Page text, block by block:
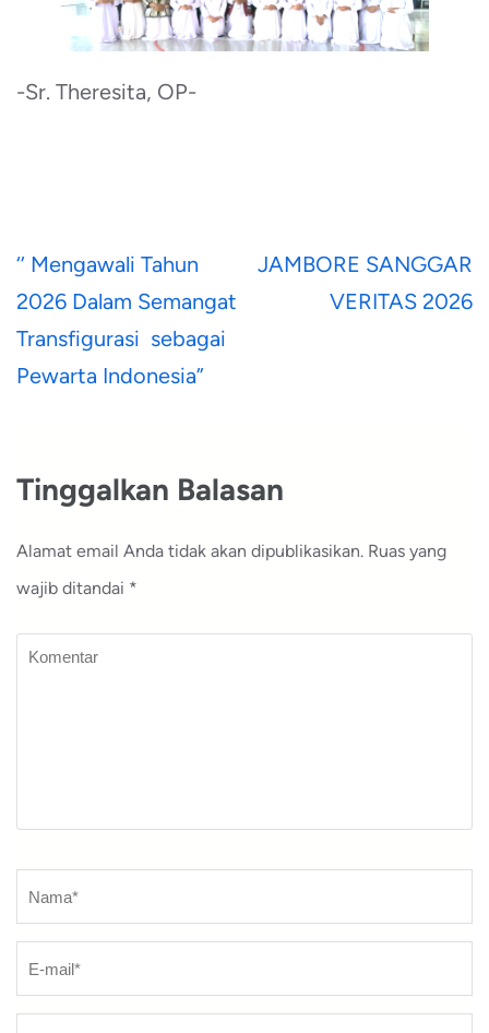
-Sr. Theresita, OP-
Navigasi
pos
‘’ Mengawali Tahun
2026 Dalam Semangat
Transfigurasi sebagai
Pewarta Indonesia”
JAMBORE SANGGAR
VERITAS 2026
Tinggalkan Balasan
Alamat email Anda tidak akan dipublikasikan. Ruas yang
wajib ditandai *
Komentar
Nama